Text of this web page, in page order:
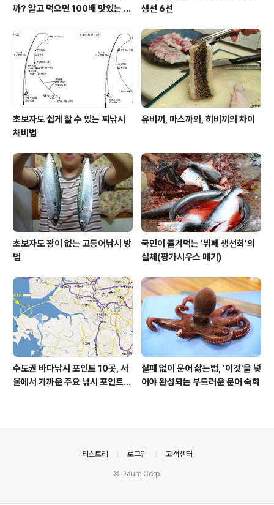
까? 알고 먹으면 100배 맛있는 농
생선 6선
초보자도 쉽게 할 수 있는 찌낚시
채비법
유비끼, 마스까와, 히비끼의 차이
초보자도 꽝이 없는 고등어낚시 방
법
국민이 즐겨먹는 '뷔페 생선회'의
실체(팡가시우스 메기)
수도권 바다낚시 포인트 10곳, 서
울에서 가까운 주요 낚시 포인트
실패 없이 문어 삶는법, '이것'을 넣
어야 완성되는 부드러운 문어 숙회
티스토리 로그인 고객센터
© Daum Corp.